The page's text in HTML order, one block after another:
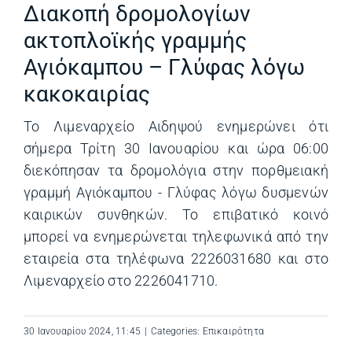
Διακοπή δρομολογίων
ακτοπλοϊκής γραμμής
Αγιόκαμπου – Γλύφας λόγω
κακοκαιρίας
Το Λιμεναρχείο Αιδηψού ενημερώνει ότι
σήμερα Τρίτη 30 Ιανουαρίου και ώρα 06:00
διεκόπησαν τα δρομολόγια στην πορθμειακή
γραμμή Αγιόκαμπου - Γλύφας λόγω δυσμενών
καιρικών συνθηκών. Το επιβατικό κοινό
μπορεί να ενημερώνεται τηλεφωνικά από την
εταιρεία στα τηλέφωνα 2226031680 και στο
Λιμεναρχείο στο 2226041710.
30 Ιανουαρίου 2024, 11:45 Categories: Επικαιρότητα